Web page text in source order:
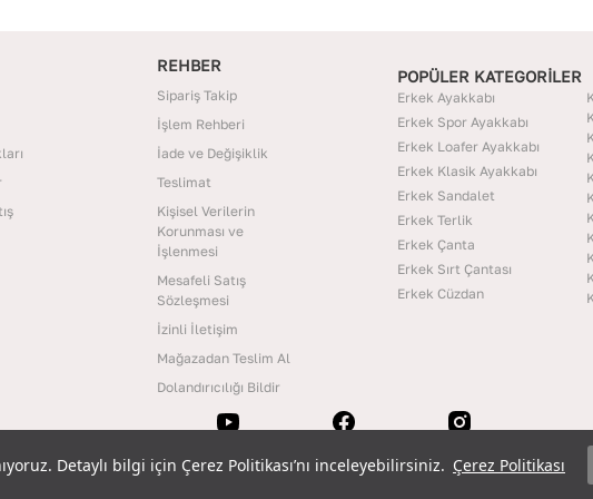
Detaylı bilgi için Çerez Politikası’nı inceleyebilirsiniz. Çerez Politikası
Detaylı bilgi için Çerez Politikası’nı inceleyebilirsiniz. Çerez Politikası
REHBER
Sipariş Takip
İşlem Rehberi
İade ve Değişiklik
Teslimat
Kişisel Verilerin
Korunması ve
İşlenmesi
Mesafeli Satış
Sözleşmesi
İzinli İletişim
Mağazadan Teslim Al
Dolandırıcılığı Bildir
POPÜLER KATEGORİLER
Erkek Ayakkabı
Erkek Spor Ayakkabı
Erkek Loafer Ayakkabı
Erkek Klasik Ayakkabı
Erkek Sandalet
Erkek Terlik
Erkek Çanta
Erkek Sırt Çantası
Erkek Cüzdan